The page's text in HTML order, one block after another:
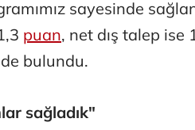
sayesinde
puan, net dış talep ise
bulundu.
sağladık"
Şendir
Milliyet ve gelişmeleri okumak...
Tunca Bengin
anket sizinkini yener!